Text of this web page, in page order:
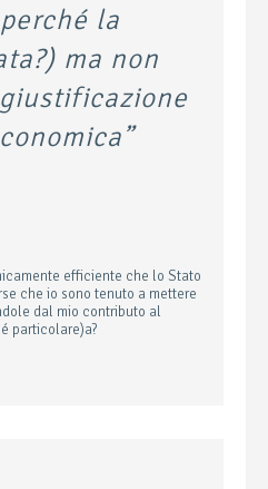
la
ma non
efficiente che lo Stato
che io sono tenuto a mettere
dal mio contributo al
particolare)a?